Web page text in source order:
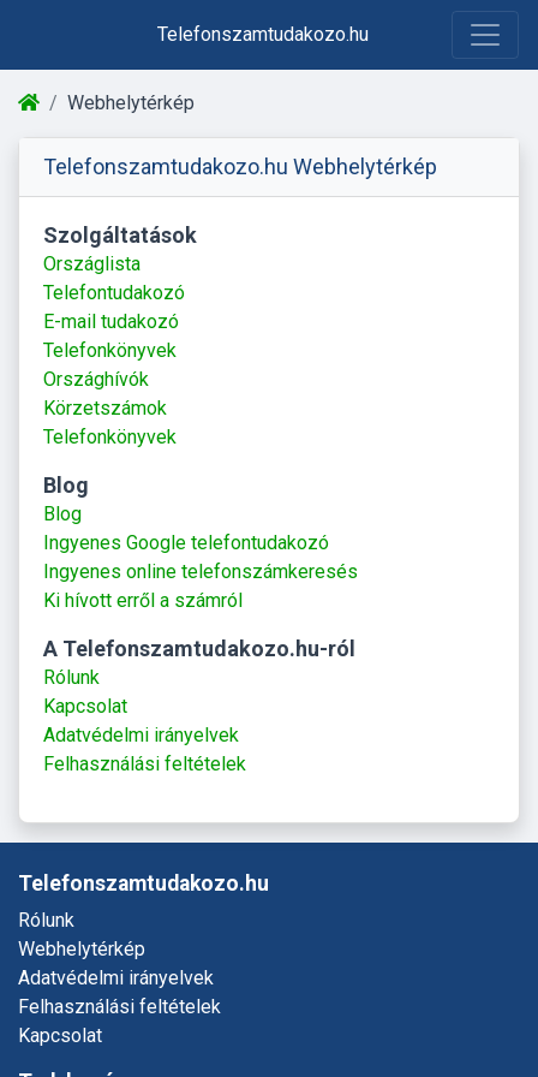
Telefonszamtudakozo.hu
Webhelytérkép
Telefonszamtudakozo.hu Webhelytérkép
Szolgáltatások
Országlista
Telefontudakozó
E-mail tudakozó
Telefonkönyvek
Országhívók
Körzetszámok
Telefonkönyvek
Blog
Blog
Ingyenes Google telefontudakozó
Ingyenes online telefonszámkeresés
Ki hívott erről a számról
A Telefonszamtudakozo.hu-ról
Rólunk
Kapcsolat
Adatvédelmi irányelvek
Felhasználási feltételek
Telefonszamtudakozo.hu
Rólunk
Webhelytérkép
Adatvédelmi irányelvek
Felhasználási feltételek
Kapcsolat